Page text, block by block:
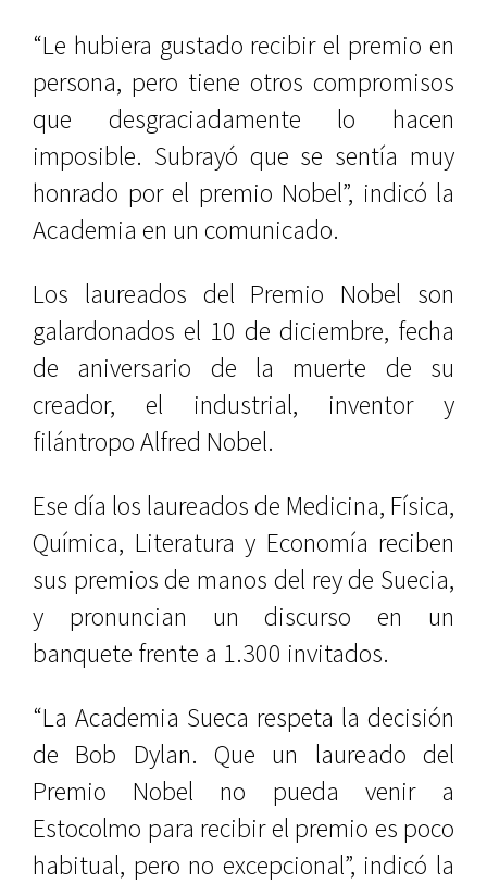
“Le hubiera gustado recibir el premio en
persona, pero tiene otros compromisos
que desgraciadamente lo hacen
imposible. Subrayó que se sentía muy
honrado por el premio Nobel”, indicó la
Academia en un comunicado.
Los laureados del Premio Nobel son
galardonados el 10 de diciembre, fecha
de aniversario de la muerte de su
creador, el industrial, inventor y
filántropo Alfred Nobel.
Ese día los laureados de Medicina, Física,
Química, Literatura y Economía reciben
sus premios de manos del rey de Suecia,
y pronuncian un discurso en un
banquete frente a 1.300 invitados.
“La Academia Sueca respeta la decisión
de Bob Dylan. Que un laureado del
Premio Nobel no pueda venir a
Estocolmo para recibir el premio es poco
habitual, pero no excepcional”, indicó la